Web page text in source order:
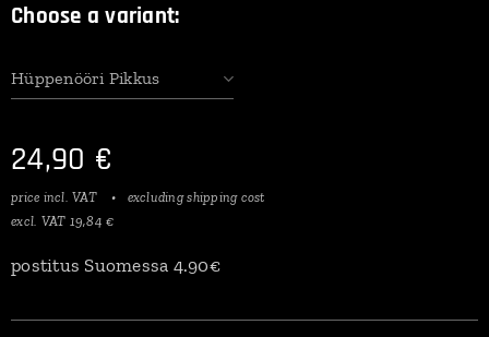
Choose a variant:
Hüppenööri Pikkus
24,90 €
price incl. VAT
excluding shipping cost
excl. VAT 19,84 €
postitus Suomessa 4.90€